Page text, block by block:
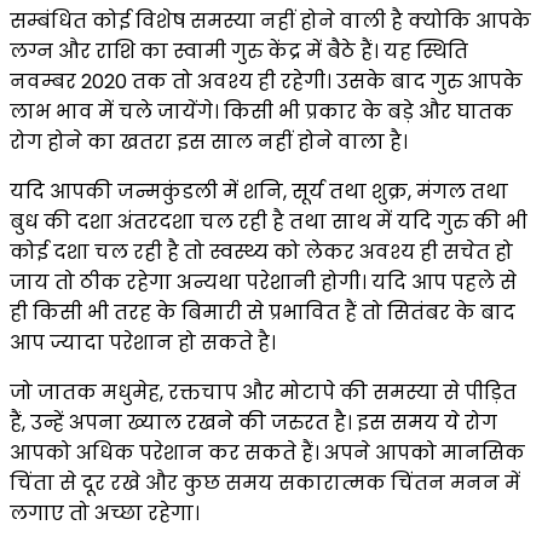
सम्बंधित कोई विशेष समस्या नहीं होने वाली है क्योकि आपके
लग्न और राशि का स्वामी गुरु केंद्र में बैठे हैं। यह स्थिति
नवम्बर 2020 तक तो अवश्य ही रहेगी। उसके बाद गुरु आपके
लाभ भाव में चले जायेंगे। किसी भी प्रकार के बड़े और घातक
रोग होने का खतरा इस साल नहीं होने वाला है।
यदि आपकी जन्मकुंडली में शनि, सूर्य तथा शुक्र, मंगल तथा
बुध की दशा अंतरदशा चल रही है तथा साथ में यदि गुरु की भी
कोई दशा चल रही है तो स्वस्थ्य को लेकर अवश्य ही सचेत हो
जाय तो ठीक रहेगा अन्यथा परेशानी होगी। यदि आप पहले से
ही किसी भी तरह के बिमारी से प्रभावित हैं तो सितंबर के बाद
आप ज्यादा परेशान हो सकते है।
जो जातक मधुमेह, रक्तचाप और मोटापे की समस्या से पीड़ित
हैं, उन्हें अपना ख्याल रखने की जरुरत है। इस समय ये रोग
आपको अधिक परेशान कर सकते हैं। अपने आपको मानसिक
चिंता से दूर रखे और कुछ समय सकारात्मक चिंतन मनन में
लगाए तो अच्छा रहेगा।